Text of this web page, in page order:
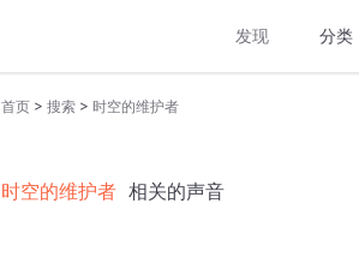
发现 分类
首页 > 搜索 > 时空的维护者
时空的维护者 相关的声音